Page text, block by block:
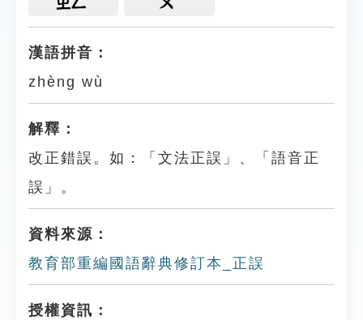
漢語拼音：
zhèng wù
解釋：
改正錯誤。如：「文法正誤」、「語音正
誤」。
資料來源：
教育部重編國語辭典修訂本_正誤
授權資訊：